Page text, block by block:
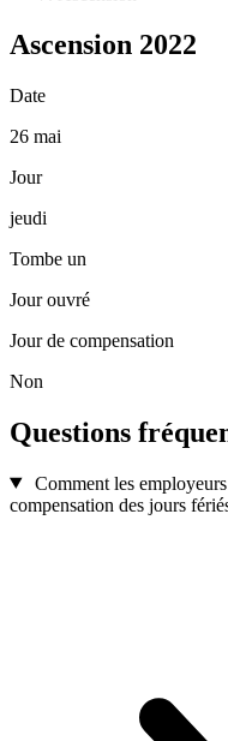
Ascension 2022
Date
26 mai
Jour
jeudi
Tombe un
Jour ouvré
Jour de compensation
Non
Questions
Comment les
compensation des jours